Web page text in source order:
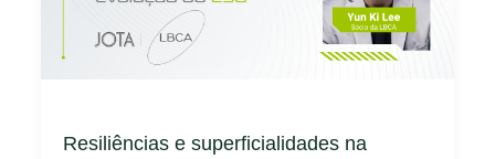
Resiliências e superficialidades na